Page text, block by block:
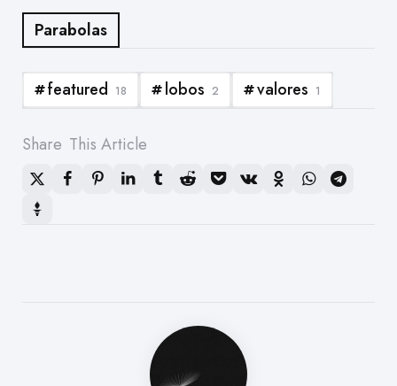
Parabolas
featured 18 lobos 2 valores 1
Share This Article